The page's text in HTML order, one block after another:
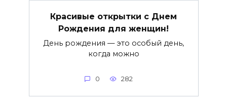
Красивые открытки c Днем
Рождения для женщин!
День рождения — это особый день,
когда можно
0 282